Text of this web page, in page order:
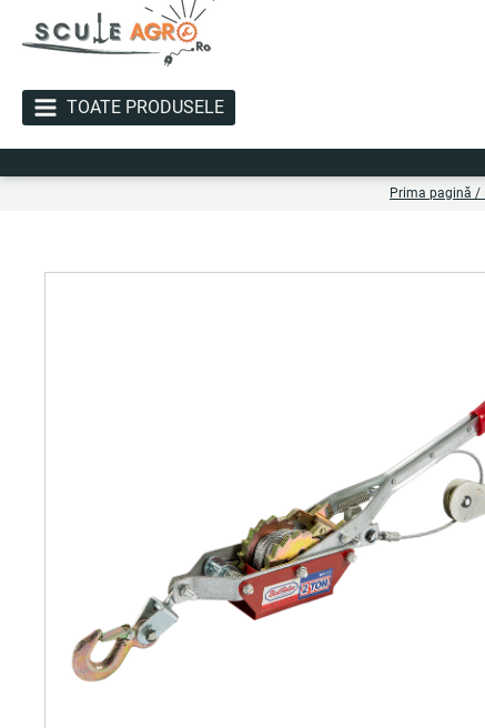
TOATE PRODUSELE
Prima pagină /